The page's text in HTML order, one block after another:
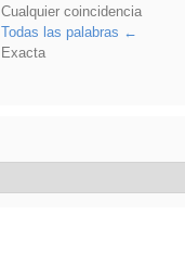
Cualquier coincidencia
Todas las palabras
Exacta